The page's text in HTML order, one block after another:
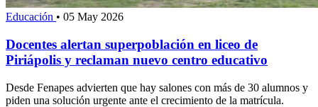
Educación • 05 May 2026
Docentes alertan superpoblación en liceo de
Piriápolis y reclaman nuevo centro educativo
Desde Fenapes advierten que hay salones con más de 30 alumnos y
piden una solución urgente ante el crecimiento de la matrícula.